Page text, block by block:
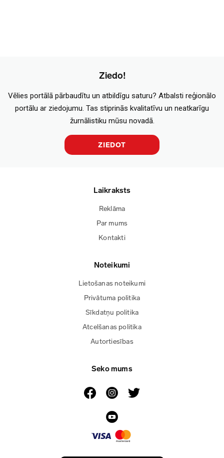
Ziedo!
Vēlies portālā pārbaudītu un atbildīgu saturu? Atbalsti reģionālo
portālu ar ziedojumu. Tas stiprinās kvalitatīvu un neatkarīgu
žurnālistiku mūsu novadā.
ZIEDOT
Laikraksts
Reklāma
Par mums
Kontakti
Noteikumi
Lietošanas noteikumi
Privātuma politika
Sīkdatņu politika
Atcelšanas politika
Autortiesības
Seko mums